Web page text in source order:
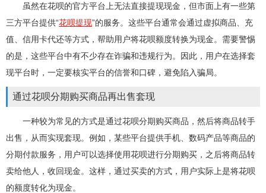
虽然在花呗的官方平台上无法直接提现现金，但市面上有一些第
三方平台提供“花呗提现”的服务。这些平台通常会通过虚拟商品、充
值、信用卡代还等方式，帮助用户将花呗额度转换为现金。需要警惕
的是，这些平台中有不少存在诈骗和违规行为。因此，用户在选择套
现平台时，一定要核实平台的信誉和口碑，避免陷入骗局。
通过花呗分期购买商品再出售套现
一种较为常见的方式是通过花呗分期购买商品，然后将商品转手
出售，从而实现套现。例如，某些平台提供手机、数码产品等商品的
分期付款服务，用户可以选择使用花呗进行分期购买，之后将商品转
卖给他人，收回现金。这样，通过买卖的方式，用户实际上是将花呗
的额度转化为现金。